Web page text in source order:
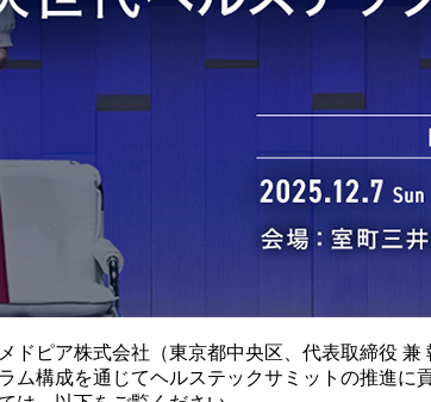
ドピア株式会社（東京都中央区、代表取締役
ム構成を通じてヘルステックサミットの推進に